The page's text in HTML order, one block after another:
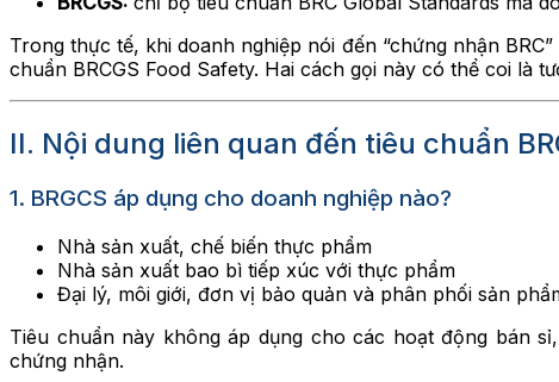
Trong thực tế, khi doanh nghiệp nói đến “chứng nhận
chuẩn BRCGS Food Safety. Hai cách gọi này có thể coi là
II. Nội dung liên quan đến tiêu chuẩn
1. BRGCS áp dụng cho doanh nghiệp nào?
Nhà sản xuất, chế biến thực phẩm
Nhà sản xuất bao bì tiếp xúc với thực phẩm
Đại lý, môi giới, đơn vị bảo quản và phân phối sản
Tiêu chuẩn này không áp dụng cho các hoạt động bán
chứng nhận.